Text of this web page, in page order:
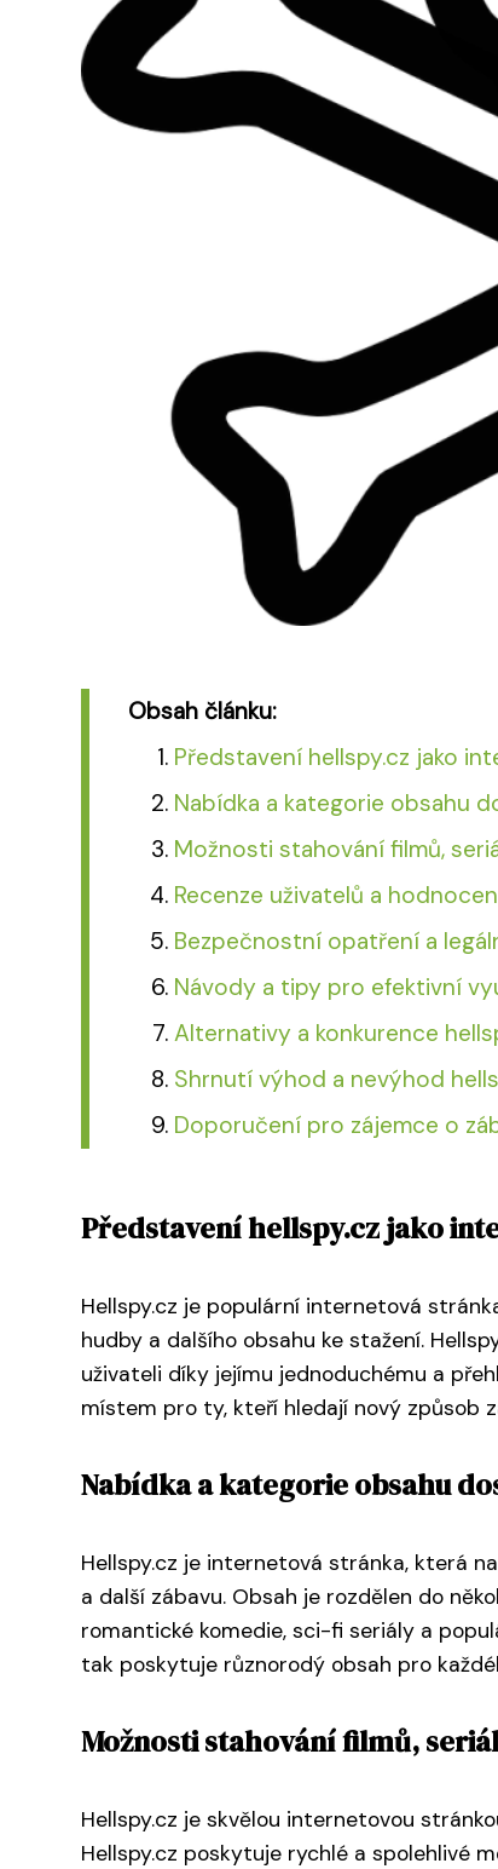
Obsah článku:
Představení hellspy.cz jako
Nabídka a kategorie obsahu
Možnosti stahování filmů,
Recenze uživatelů a
Bezpečnostní opatření a
Návody a tipy pro efektivní
Alternativy a konkurence
Shrnutí výhod a nevýhod
Doporučení pro zájemce o
Představení hellspy.cz jako
Hellspy.cz je populární internetová
hudby a dalšího obsahu ke stažení.
uživateli díky jejímu jednoduchému a
místem pro ty, kteří hledají nový způsob
Nabídka a kategorie obsahu
Hellspy.cz je internetová stránka, která
a další zábavu. Obsah je rozdělen do
romantické komedie, sci-fi seriály a
tak poskytuje různorodý obsah pro
Možnosti stahování filmů,
Hellspy.cz je skvělou internetovou
Hellspy.cz poskytuje rychlé a spolehlivé